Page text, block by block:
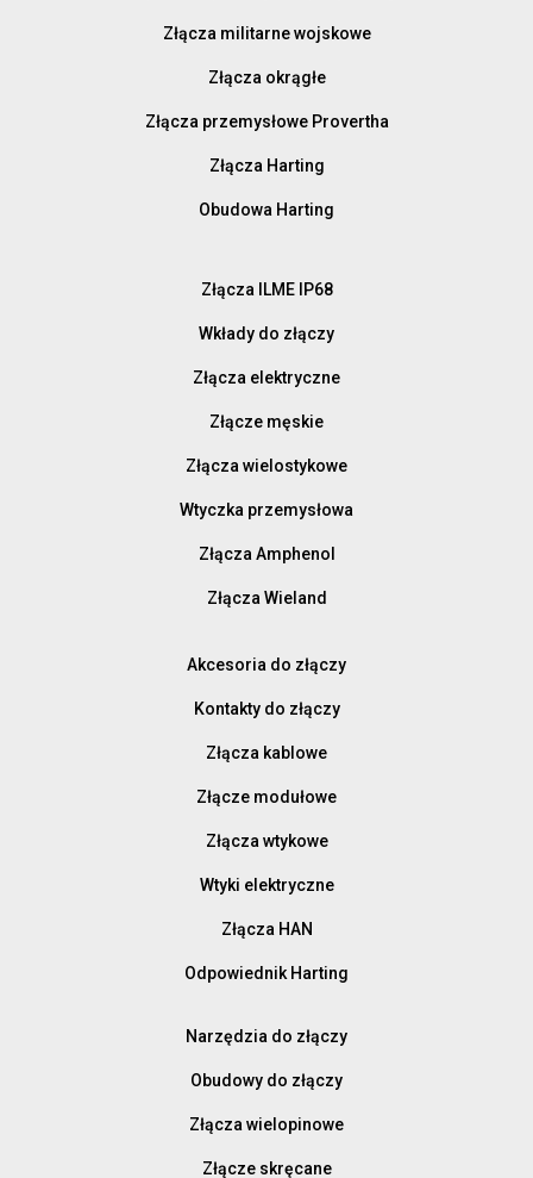
Złącza militarne wojskowe
Złącza okrągłe
Złącza przemysłowe Provertha
Złącza Harting
Obudowa Harting
Złącza ILME IP68
Wkłady do złączy
Złącza elektryczne
Złącze męskie
Złącza wielostykowe
Wtyczka przemysłowa
Złącza Amphenol
Złącza Wieland
Akcesoria do złączy
Kontakty do złączy
Złącza kablowe
Złącze modułowe
Złącza wtykowe
Wtyki elektryczne
Złącza HAN
Odpowiednik Harting
Narzędzia do złączy
Obudowy do złączy
Złącza wielopinowe
Złącze skręcane